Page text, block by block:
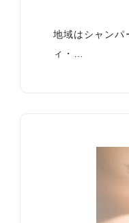
地域はシャンパ
ィ・…